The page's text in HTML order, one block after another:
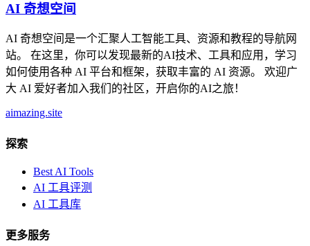
AI 奇想空间
AI 奇想空间是一个汇聚人工智能工具、资源和教程的导航网
站。 在这里，你可以发现最新的AI技术、工具和应用，学习
如何使用各种 AI 平台和框架，获取丰富的 AI 资源。 欢迎广
大 AI 爱好者加入我们的社区，开启你的AI之旅！
aimazing.site
探索
Best AI Tools
AI 工具评测
AI 工具库
更多服务